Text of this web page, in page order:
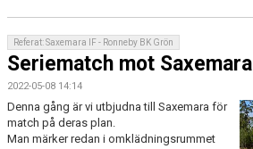
Referat: Saxemara IF - Ronneby BK Grön
Seriematch mot Saxemara
2022-05-08 14:14
Denna gång är vi utbjudna till Saxemara för
match på deras plan.
Man märker redan i omklädningsrummet